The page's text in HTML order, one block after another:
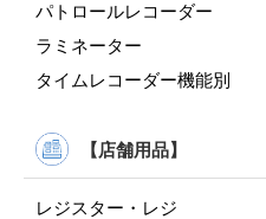
パトロールレコーダー
ラミネーター
タイムレコーダー機能別
【店舗用品】
レジスター・レジ